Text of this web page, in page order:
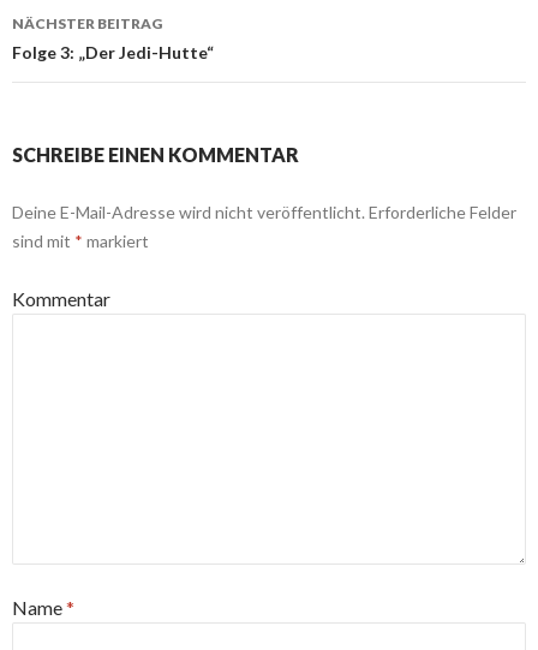
NÄCHSTER BEITRAG
Folge 3: „Der Jedi-Hutte“
SCHREIBE EINEN KOMMENTAR
Deine E-Mail-Adresse wird nicht veröffentlicht. Erforderliche Felder
sind mit * markiert
Kommentar
Name*